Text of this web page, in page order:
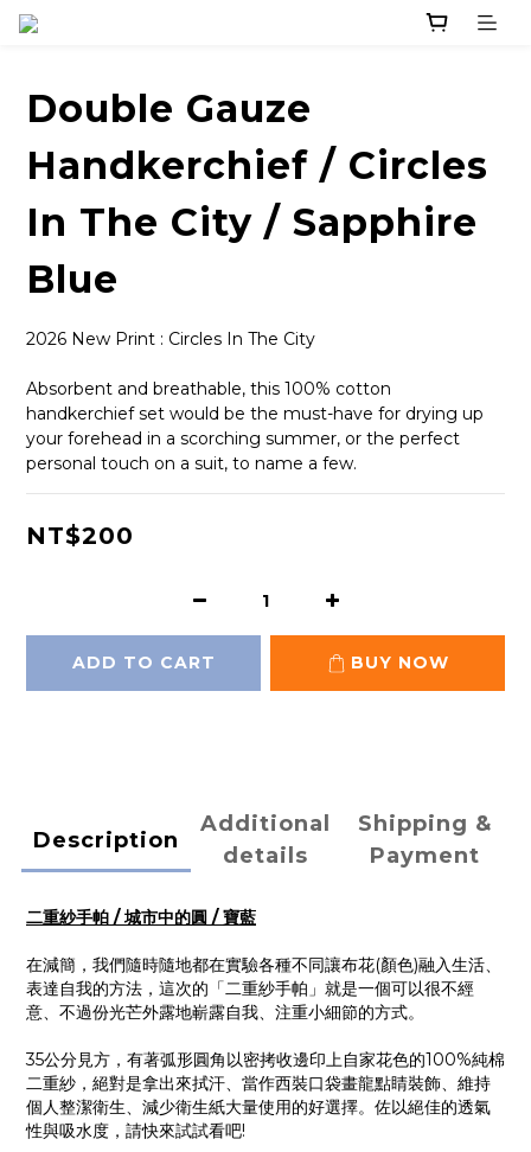
Double Gauze
Handkerchief / Circles
In The City / Sapphire
Blue
2026 New Print : Circles In The City
Absorbent and breathable, this 100% cotton
handkerchief set would be the must-have for drying up
your forehead in a scorching summer, or the perfect
personal touch on a suit, to name a few.
NT$200
ADD TO CART BUY NOW
Description
Additional
details
Shipping &
Payment
二重紗手帕 / 城市中的圓 / 寶藍
在減簡，我們隨時隨地都在實驗各種不同讓布花(顏色)融入生活、
表達自我的方法，這次的「二重紗手帕」就是一個可以很不經
意、不過份光芒外露地嶄露自我、注重小細節的方式。
35公分見方，有著弧形圓角以密拷收邊印上自家花色的100%純棉
二重紗，絕對是拿出來拭汗、當作西裝口袋畫龍點睛裝飾、維持
個人整潔衛生、減少衛生紙大量使用的好選擇。佐以絕佳的透氣
性與吸水度，請快來試試看吧!